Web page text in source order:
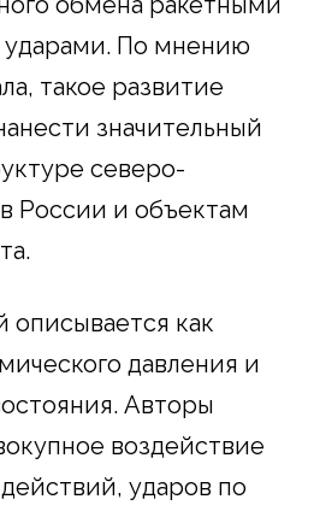
По мнению
такое развитие
значительный
северо-
России и объектам
описывается как
давления и
Авторы
воздействие
ударов по